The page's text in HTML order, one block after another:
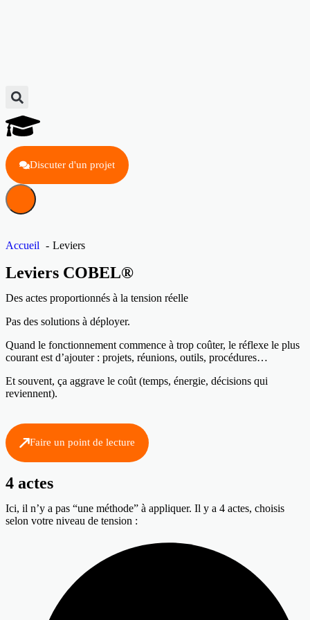
Discuter d'un projet
Accueil Leviers
Leviers COBEL®
Des actes proportionnés à la tension réelle
Pas des solutions à déployer.
Quand le fonctionnement commence à trop coûter, le réflexe le plus
courant est d’ajouter : projets, réunions, outils, procédures…
Et souvent, ça aggrave le coût (temps, énergie, décisions qui
reviennent).
Faire un point de lecture
4 actes
Ici, il n’y a pas “une méthode” à appliquer. Il y a 4 actes, choisis
selon votre niveau de tension :